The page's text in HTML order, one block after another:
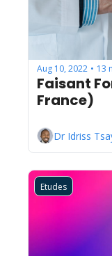
Aug 10, 2022 • 13
Faisant
France)
Dr Idriss
Etudes